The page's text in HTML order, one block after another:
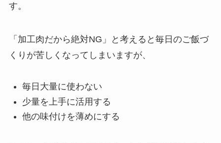
す。
「加工肉だから絶対NG」と考えると毎日のご飯づ
くりが苦しくなってしまいますが、
毎日大量に使わない
少量を上手に活用する
他の味付けを薄めにする